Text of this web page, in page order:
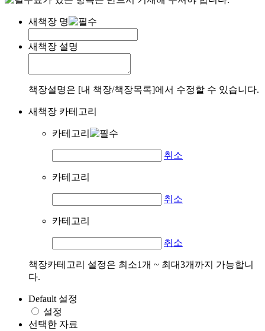
새책장 명
새책장 설명
책장설명은 [내 책장/책장목록]에서 수정할 수 있습니다.
새책장 카테고리
카테고리
취소
카테고리
취소
카테고리
취소
책장카테고리 설정은 최소1개 ~ 최대3개까지 가능합니
다.
Default 설정
설정
선택한 자료